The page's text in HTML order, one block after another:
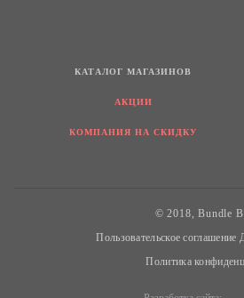
КАТАЛОГ МАГАЗИНОВ
АКЦИИ
КОМПАНИЯ НА СКИДКУ
© 2018, Bundle
Пользовательское соглашение
Политика